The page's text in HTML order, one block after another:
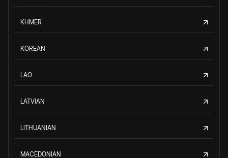
KHMER
KOREAN
LAO
LATVIAN
LITHUANIAN
MACEDONIAN